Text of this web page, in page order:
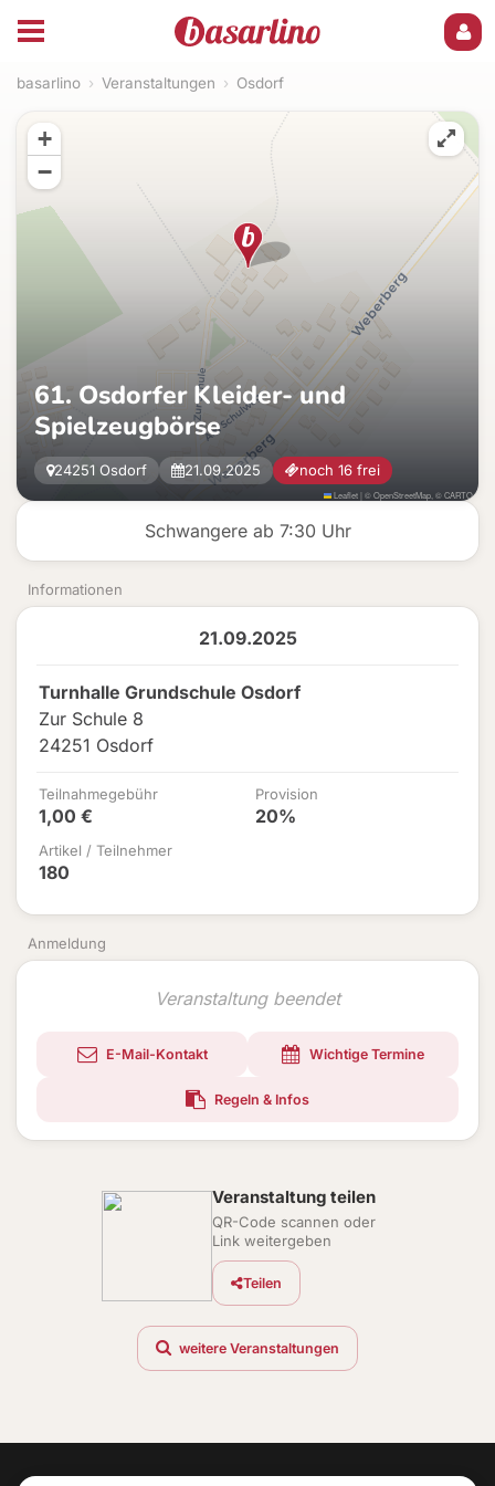
basarlino › Veranstaltungen › Osdorf
Schwangere ab 7:30 Uhr
Informationen
Anmeldung
21.09.2025
Turnhalle Grundschule Osdorf
Zur Schule 8
24251 Osdorf
Teilnahmegebühr
1,00 €
Provision
20%
Artikel / Teilnehmer
180
Veranstaltung beendet
E-Mail-Kontakt Wichtige Termine
Regeln & Infos
61. Osdorfer Kleider- und
Spielzeugbörse
24251 Osdorf 21.09.2025 noch 16 frei
+
−
Leaflet|©OpenStreetMap , ©CARTO
Veranstaltung teilen
QR-Code scannen oder
Link weitergeben
Teilen
weitere Veranstaltungen